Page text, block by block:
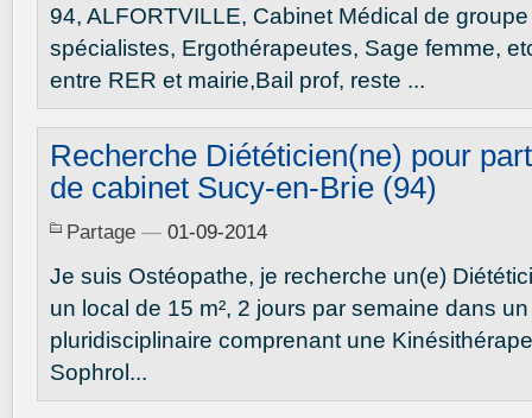
94, ALFORTVILLE, Cabinet Médical de
spécialistes, Ergothérapeutes, Sage femme,
entre RER et mairie,Bail prof, reste ...
Recherche Diététicien(ne) pour
de cabinet Sucy-en-Brie (94)
Partage — 01-09-2014
Je suis Ostéopathe, je recherche un(e)
un local de 15 m², 2 jours par semaine dans
pluridisciplinaire comprenant une
Sophrol...